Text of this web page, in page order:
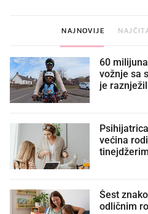
NAJNOVIJE
60
vožnje sa
je
većina
Šest
odličnim